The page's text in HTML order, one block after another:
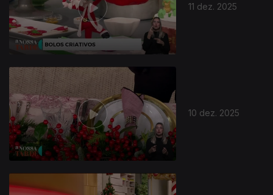
11 dez. 2025
10 dez. 2025
894860